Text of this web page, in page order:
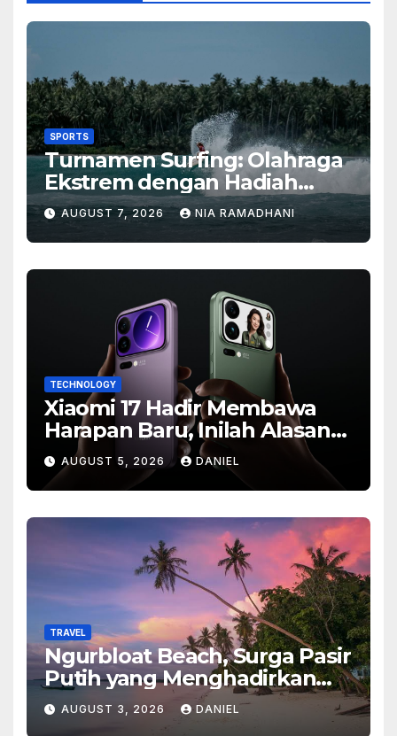
SPORTS
Turnamen Surfing: Olahraga
Ekstrem dengan Hadiah
Besar
AUGUST 7, 2026 NIA RAMADHANI
TECHNOLOGY
Xiaomi 17 Hadir Membawa
Harapan Baru, Inilah Alasan
Banyak Orang Menantikan
Ponsel Flagship Ini
AUGUST 5, 2026 DANIEL
TRAVEL
Ngurbloat Beach, Surga Pasir
Putih yang Menghadirkan
Ketenangan dan Pesona
Alam Tak Terlupakan
AUGUST 3, 2026 DANIEL